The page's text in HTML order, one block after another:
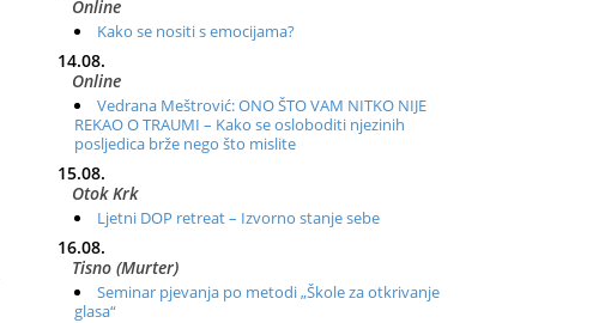
Online
Kako se nositi s emocijama?
14.08.
Online
Vedrana Meštrović: ONO ŠTO VAM NITKO NIJE
REKAO O TRAUMI – Kako se osloboditi njezinih
posljedica brže nego što mislite
15.08.
Otok Krk
Ljetni DOP retreat – Izvorno stanje sebe
16.08.
Tisno (Murter)
Seminar pjevanja po metodi „Škole za otkrivanje
glasa“